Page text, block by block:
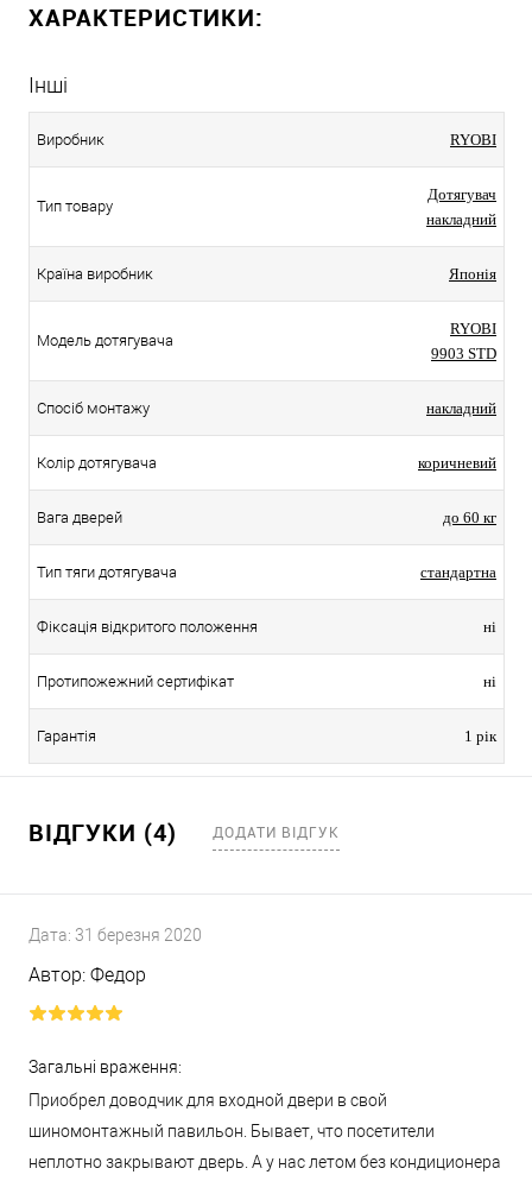
ХАРАКТЕРИСТИКИ:
Інші
Виробник RYOBI
Тип товару
Дотягувач
накладний
Країна виробник Японія
Модель дотягувача
RYOBI
9903 STD
Спосіб монтажу накладний
Колір дотягувача коричневий
Вага дверей до 60 кг
Тип тяги дотягувача стандартна
Фіксація відкритого положення ні
Протипожежний сертифікат ні
Гарантія 1 рік
ВІДГУКИ (4) ДОДАТИ ВІДГУК
Дата: 31 березня 2020
Автор: Федор
Загальні враження:
Приобрел доводчик для входной двери в свой
шиномонтажный павильон. Бывает, что посетители
неплотно закрывают дверь. А у нас летом без кондиционера